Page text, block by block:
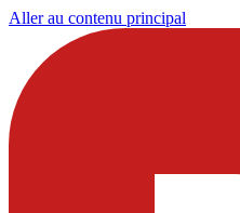
Aller au contenu principal